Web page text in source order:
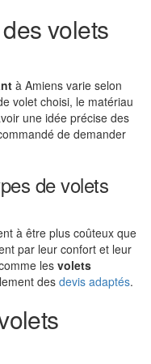
volets
à Amiens varie selon
volet choisi, le matériau
une idée précise des
de demander
de volets
à être plus coûteux que
par leur confort et leur
les volets
des devis adaptés.